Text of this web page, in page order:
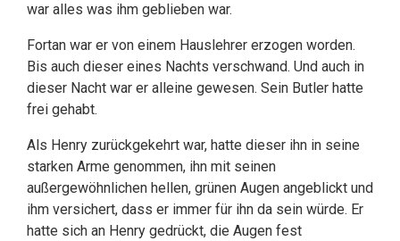
war alles was ihm geblieben war.
Fortan war er von einem Hauslehrer erzogen worden.
Bis auch dieser eines Nachts verschwand. Und auch in
dieser Nacht war er alleine gewesen. Sein Butler hatte
frei gehabt.
Als Henry zurückgekehrt war, hatte dieser ihn in seine
starken Arme genommen, ihn mit seinen
außergewöhnlichen hellen, grünen Augen angeblickt und
ihm versichert, dass er immer für ihn da sein würde. Er
hatte sich an Henry gedrückt, die Augen fest